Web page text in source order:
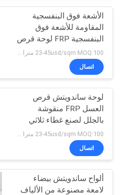
لوحة حجر
لوحات
شكل قرص
17
الأشعة فوق البنفسجية
المقاومة للأشعة فوق
البنفسجية FRP لوحة قرص
العسل سطح مطلي بالجلد
لبناء الجدار
23-45usd/sqm MOQ:100 مترا مربعا
اتصال
لوحة ساندويتش قرص
العسل FRP منقوشة
بالجلل لصنع غطاء ثلاثي
الطي للشاحنة
اتصال
ألواح ساندويتش بيضاء
لامعة مصنوعة من الألياف